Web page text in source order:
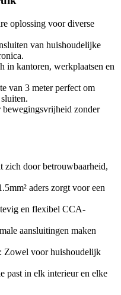
oplossing voor diverse
van huishoudelijke
in kantoren, werkplaatsen en
van 3 meter perfect om
zonder
zich door betrouwbaarheid,
aders zorgt voor een
en flexibel CCA-
aansluitingen maken
Zowel voor huishoudelijk
past in elk interieur en elke